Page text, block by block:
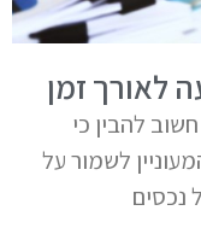
לאורך זמן
להבין כי
לשמור על
נכסים